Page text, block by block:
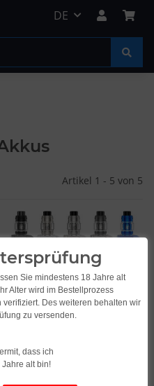
DE
Artikel 1 - 5 von 5
Geekvape Aegis Legend 3
(L200 III) Set
66,36*
Sie mindestens 18 Jahre alt
Alter wird im Bestellprozess
Des weiteren behalten wir
zu versenden.
dass ich
alt bin!